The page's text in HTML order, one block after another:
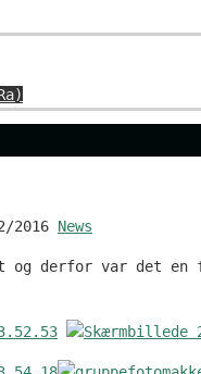
2016 News
derfor var det en